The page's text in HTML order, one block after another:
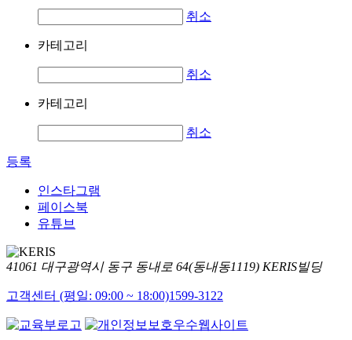
취소
카테고리
취소
카테고리
취소
등록
인스타그램
페이스북
유튜브
41061 대구광역시 동구 동내로 64(동내동1119) KERIS빌딩
고객센터 (평일: 09:00 ~ 18:00)1599-3122